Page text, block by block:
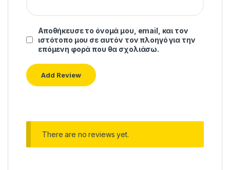
Αποθήκευσε το όνομά μου, email, και τον
ιστότοπο μου σε αυτόν τον πλοηγό για την
επόμενη φορά που θα σχολιάσω.
There are no reviews yet.